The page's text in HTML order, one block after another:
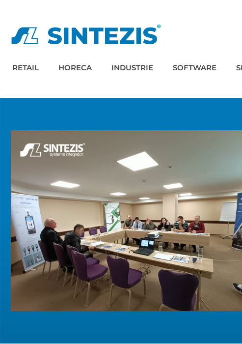
RETAIL HORECA INDUSTRIE SOFTWARE